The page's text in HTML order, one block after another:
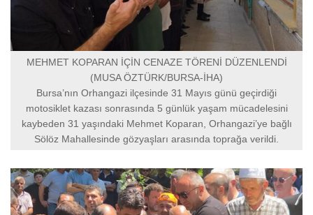
MEHMET KOPARAN İÇİN CENAZE TÖRENİ DÜZENLENDİ
(MUSA ÖZTÜRK/BURSA-İHA)
Bursa’nın Orhangazi ilçesinde 31 Mayıs günü geçirdiği
motosiklet kazası sonrasında 5 günlük yaşam mücadelesini
kaybeden 31 yaşındaki Mehmet Koparan, Orhangazi’ye bağlı
Sölöz Mahallesinde gözyaşları arasında toprağa verildi.